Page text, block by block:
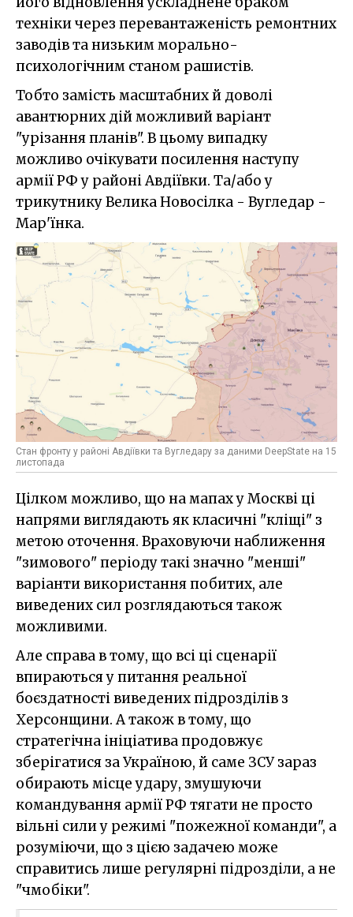
техніки через перевантаженість ремонтних
заводів та низьким морально-
психологічним станом рашистів.
Тобто замість масштабних й доволі
авантюрних дій можливий варіант
"урізання планів". В цьому випадку
можливо очікувати посилення наступу
армії РФ у районі Авдіївки. Та/або у
трикутнику Велика Новосілка - Вугледар -
Мар'їнка.
Стан фронту у районі Авдіївки та Вугледару за даними DeepState на 15
листопада
Цілком можливо, що на мапах у Москві ці
напрями виглядають як класичні "кліщі" з
метою оточення. Враховуючи наближення
"зимового" періоду такі значно "менші"
варіанти використання побитих, але
виведених сил розглядаються також
можливими.
Але справа в тому, що всі ці сценарії
впираються у питання реальної
боєздатності виведених підрозділів з
Херсонщини. А також в тому, що
стратегічна ініціатива продовжує
зберігатися за Україною, й саме ЗСУ зараз
обирають місце удару, змушуючи
командування армії РФ тягати не просто
вільні сили у режимі "пожежної команди", а
розуміючи, що з цією задачею може
справитись лише регулярні підрозділи, а не
"чмобіки".